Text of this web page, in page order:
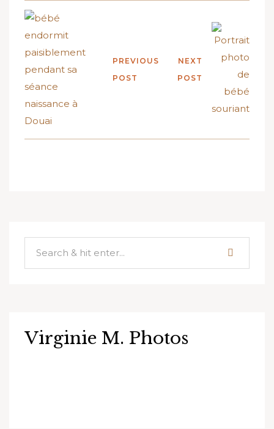
PREVIOUS
POST
NEXT
POST
Virginie M. Photos